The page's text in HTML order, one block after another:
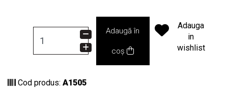
Adaugă în
coș
Adauga
in
wishlist
Cod produs: A1505